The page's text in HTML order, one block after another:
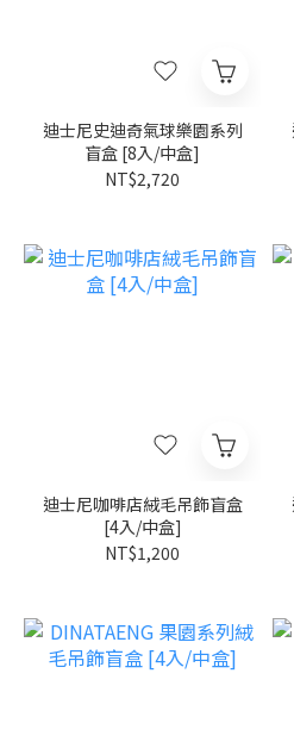
迪士尼史迪奇氣球樂園系列
盲盒 [8入/中盒]
NT$2,720
迪士尼咖啡店絨毛吊飾盲盒
[4入/中盒]
NT$1,200